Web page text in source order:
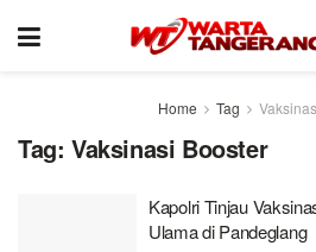
Home Tag
Tag: Vaksinasi Booster
Kapolri Tinjau
Ulama di Pandeglang